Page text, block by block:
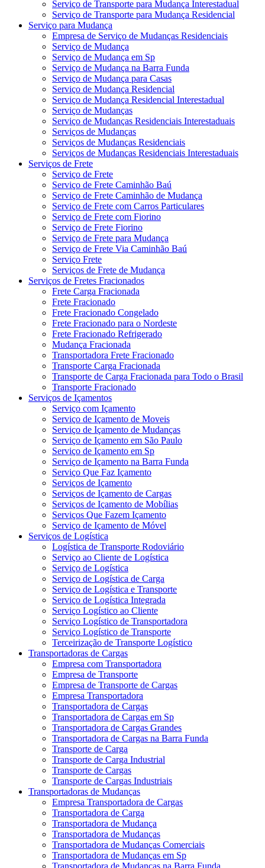
Serviço de Transporte para Mudança Interestadual
Serviço de Transporte para Mudança Residencial
Serviço para Mudança
Empresa de Serviço de Mudanças Residenciais
Serviço de Mudança
Serviço de Mudança em Sp
Serviço de Mudança na Barra Funda
Serviço de Mudança para Casas
Serviço de Mudança Residencial
Serviço de Mudança Residencial Interestadual
Serviço de Mudanças
Serviço de Mudanças Residenciais Interestaduais
Serviços de Mudanças
Serviços de Mudanças Residenciais
Serviços de Mudanças Residenciais Interestaduais
Serviços de Frete
Serviço de Frete
Serviço de Frete Caminhão Baú
Serviço de Frete Caminhão de Mudança
Serviço de Frete com Carros Particulares
Serviço de Frete com Fiorino
Serviço de Frete Fiorino
Serviço de Frete para Mudança
Serviço de Frete Via Caminhão Baú
Serviço Frete
Serviços de Frete de Mudança
Serviços de Fretes Fracionados
Frete Carga Fracionada
Frete Fracionado
Frete Fracionado Congelado
Frete Fracionado para o Nordeste
Frete Fracionado Refrigerado
Mudança Fracionada
Transportadora Frete Fracionado
Transporte Carga Fracionada
Transporte de Carga Fracionada para Todo o Brasil
Transporte Fracionado
Serviços de Içamentos
Serviço com Içamento
Serviço de Içamento de Moveis
Serviço de Içamento de Mudanças
Serviço de Içamento em São Paulo
Serviço de Içamento em Sp
Serviço de Içamento na Barra Funda
Serviço Que Faz Içamento
Serviços de Içamento
Serviços de Içamento de Cargas
Serviços de Içamento de Mobílias
Serviços Que Fazem Içamento
Serviço de Içamento de Móvel
Serviços de Logística
Logística de Transporte Rodoviário
Serviço ao Cliente de Logística
Serviço de Logística
Serviço de Logística de Carga
Serviço de Logística e Transporte
Serviço de Logística Integrada
Serviço Logístico ao Cliente
Serviço Logístico de Transportadora
Serviço Logístico de Transporte
Terceirização de Transporte Logístico
Transportadoras de Cargas
Empresa com Transportadora
Empresa de Transporte
Empresa de Transporte de Cargas
Empresa Transportadora
Transportadora de Cargas
Transportadora de Cargas em Sp
Transportadora de Cargas Grandes
Transportadora de Cargas na Barra Funda
Transporte de Carga
Transporte de Carga Industrial
Transporte de Cargas
Transporte de Cargas Industriais
Transportadoras de Mudanças
Empresa Transportadora de Cargas
Transportadora de Carga
Transportadora de Mudança
Transportadora de Mudanças
Transportadora de Mudanças Comerciais
Transportadora de Mudanças em Sp
Transportadora de Mudanças na Barra Funda